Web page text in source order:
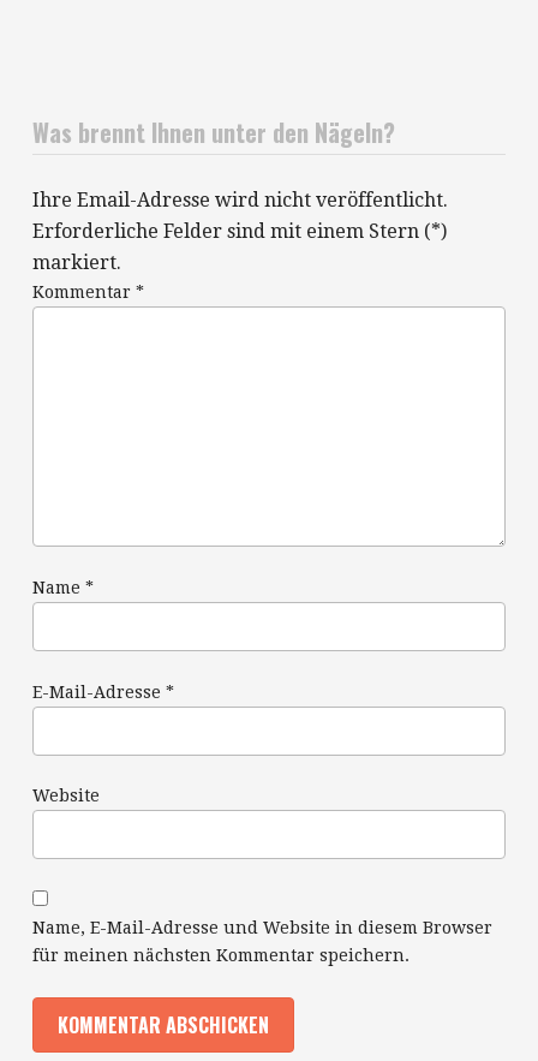
Was brennt Ihnen unter den Nägeln?
Ihre Email-Adresse wird nicht veröffentlicht.
Erforderliche Felder sind mit einem Stern (*)
markiert.
Kommentar *
Name *
E-Mail-Adresse *
Website
Name, E-Mail-Adresse und Website in diesem Browser
für meinen nächsten Kommentar speichern.